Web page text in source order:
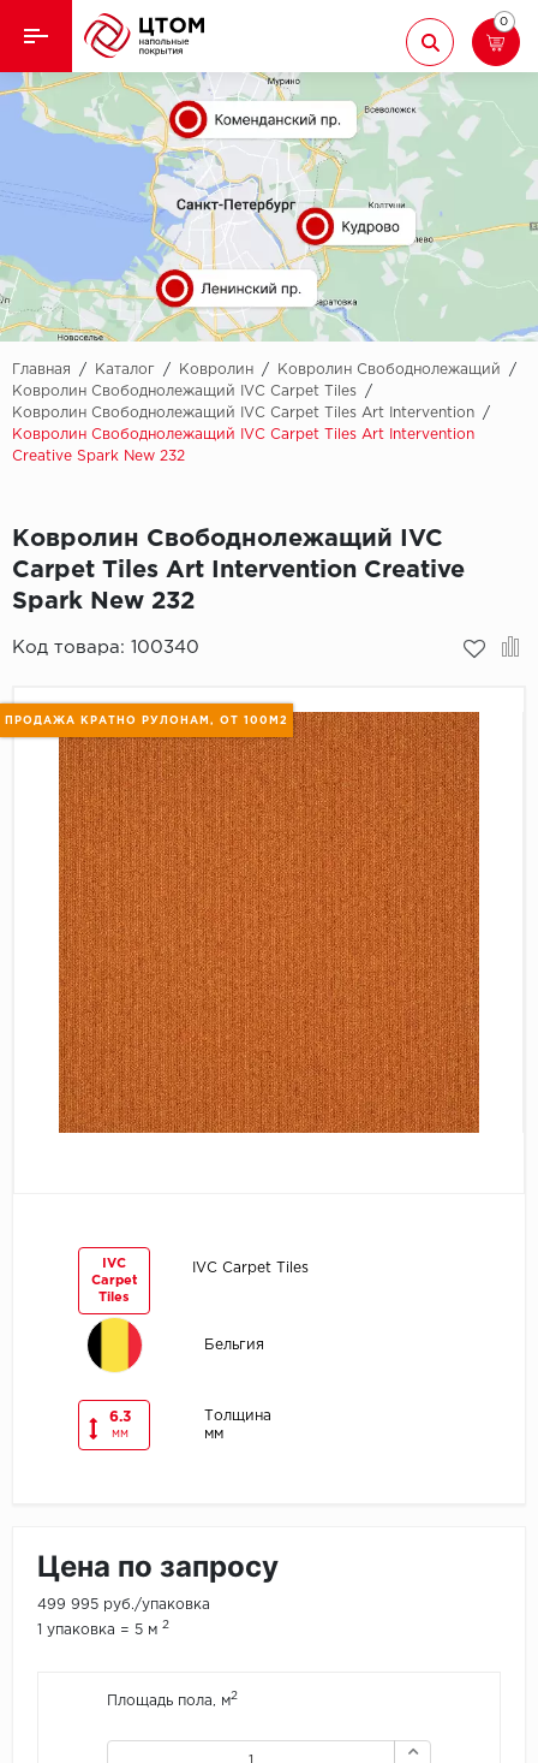
Назад
Кварцвиниловая плитка
Назад
Aberhof
Adelar
Alfa
AllureFloor
Alpine floor
Aquamax
Berry Alloc
CorkArt Vinyl
CronaFloor
Damy Floor
Decoria
Dolce Flooring
ECO Parquet
EcoClick
Egger
Ламинат
Ковролин
Линолеум
Паркет
Паркетная доска
Подложка
Пробковое покрытие
0
Главная / Каталог / Ковролин / Ковролин Свободнолежащий
/
Ковролин Свободнолежащий IVC Carpet Tiles
/
Ковролин Свободнолежащий IVC Carpet Tiles Art Intervention
/
Ковролин Свободнолежащий IVC Carpet Tiles Art Intervention
Creative Spark New 232
Ковролин Свободнолежащий IVC
Carpet Tiles Art Intervention Creative
Spark New 232
Код товара: 100340
ПРОДАЖА КРАТНО РУЛОНАМ, ОТ 100М2
IVC
Carpet
Tiles
IVC Carpet Tiles
Бельгия
6.3
мм
Толщина
мм
Цена по запросу
499 995 руб./упаковка
1 упаковка = 5 м 2
Площадь пола, м2